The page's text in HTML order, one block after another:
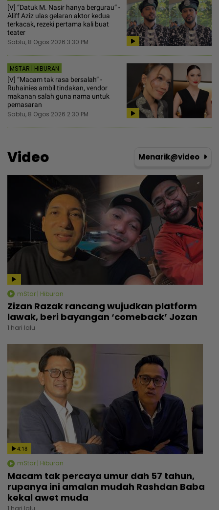
[V] “Datuk M. Nasir hanya bergurau“ -
Aliff Aziz ulas gelaran aktor kedua
terkacak, rezeki pertama kali buat
teater
Sabtu, 8 Ogos 2026 3:30 PM
MSTAR | HIBURAN
[V] “Macam tak rasa bersalah“ -
Ruhainies ambil tindakan, vendor
makanan salah guna nama untuk
pemasaran
Sabtu, 8 Ogos 2026 2:30 PM
Video Menarik@video
mStar | Hiburan
Zizan Razak rancang wujudkan platform
lawak, beri bayangan ‘comeback’ Jozan
1 hari lalu
4:18
mStar | Hiburan
Macam tak percaya umur dah 57 tahun,
rupanya ini amalan mudah Rashdan Baba
kekal awet muda
1 hari lalu